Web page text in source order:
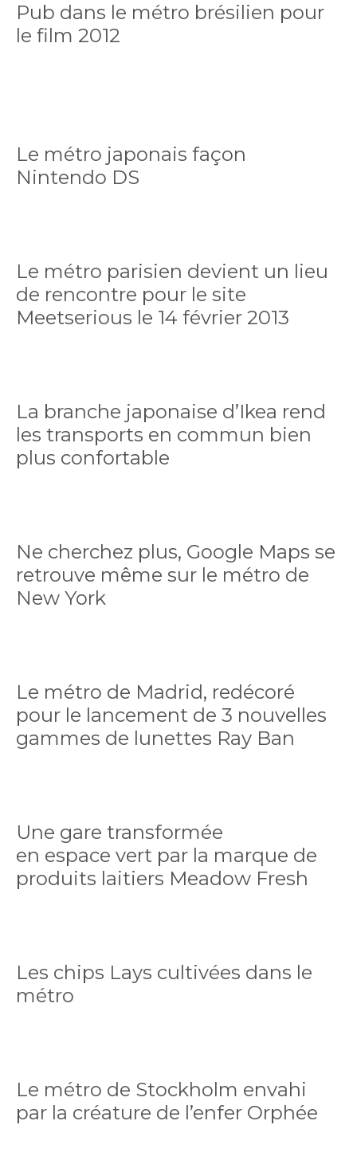
Pub dans le métro brésilien pour
le film 2012
Le métro japonais façon
Nintendo DS
Le métro parisien devient un lieu
de rencontre pour le site
Meetserious le 14 février 2013
La branche japonaise d’Ikea rend
les transports en commun bien
plus confortable
Ne cherchez plus, Google Maps se
retrouve même sur le métro de
New York
Le métro de Madrid, redécoré
pour le lancement de 3 nouvelles
gammes de lunettes Ray Ban
Une gare transformée
en espace vert par la marque de
produits laitiers Meadow Fresh
Les chips Lays cultivées dans le
métro
Le métro de Stockholm envahi
par la créature de l’enfer Orphée